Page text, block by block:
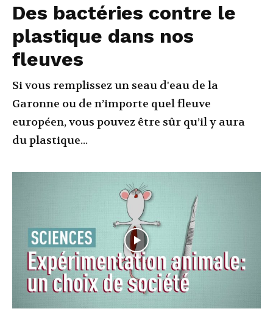
Des bactéries contre le
plastique dans nos
fleuves
Si vous remplissez un seau d'eau de la
Garonne ou de n’importe quel fleuve
européen, vous pouvez être sûr qu’il y aura
du plastique...